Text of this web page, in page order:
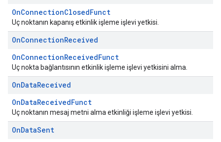
OnConnectionClosedFunct
Uç noktanın kapanış etkinlik işleme işlevi yetkisi.
OnConnectionReceived
OnConnectionReceivedFunct
Uç nokta bağlantısının etkinlik işleme işlevi yetkisini alma.
OnDataReceived
OnDataReceivedFunct
Uç noktanın mesaj metni alma etkinliği işleme işlevi yetkisi.
OnDataSent